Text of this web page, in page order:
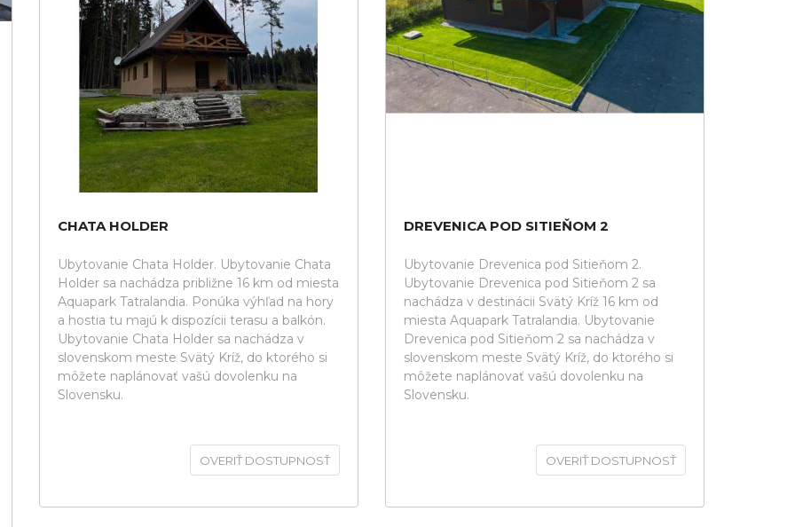
CHATA HOLDER
Ubytovanie Chata Holder. Ubytovanie Chata
Holder sa nachádza približne 16 km od miesta
Aquapark Tatralandia. Ponúka výhľad na hory
a hostia tu majú k dispozícii terasu a balkón.
Ubytovanie Chata Holder sa nachádza v
slovenskom meste Svätý Kríž, do ktorého si
môžete naplánovať vašú dovolenku na
Slovensku.
OVERIŤ DOSTUPNOSŤ
DREVENICA POD SITIEŇOM 2
Ubytovanie Drevenica pod Sitieňom 2.
Ubytovanie Drevenica pod Sitieňom 2 sa
nachádza v destinácii Svätý Kríž 16 km od
miesta Aquapark Tatralandia. Ubytovanie
Drevenica pod Sitieňom 2 sa nachádza v
slovenskom meste Svätý Kríž, do ktorého si
môžete naplánovať vašú dovolenku na
Slovensku.
OVERIŤ DOSTUPNOSŤ